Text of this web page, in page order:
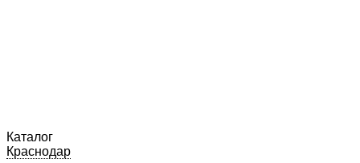
Каталог
Краснодар